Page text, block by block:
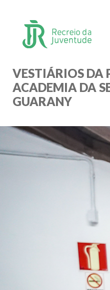
VESTIÁRIOS DA
ACADEMIA DA
GUARANY